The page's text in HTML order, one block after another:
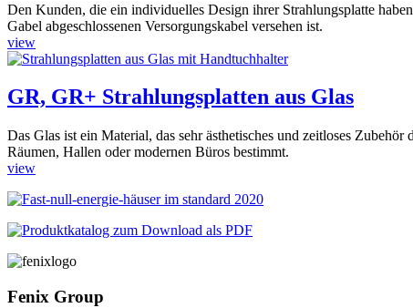
Den Kunden, die ein individuelles Design ihrer Strahlungsplatte
Gabel abgeschlossenen Versorgungskabel versehen ist.
view
GR, GR+ Strahlungsplatten aus Glas
Das Glas ist ein Material, das sehr ästhetisches und zeitloses
Räumen, Hallen oder modernen Büros bestimmt.
view
Fenix Group